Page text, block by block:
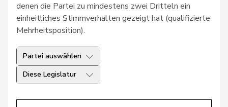
denen die Partei zu mindestens zwei Dritteln ein
einheitliches Stimmverhalten gezeigt hat (qualifizierte
Mehrheitsposition).
Partei auswählen
Diese Legislatur